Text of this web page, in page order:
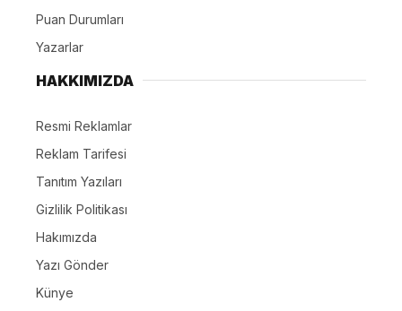
Puan Durumları
Yazarlar
HAKKIMIZDA
Resmi Reklamlar
Reklam Tarifesi
Tanıtım Yazıları
Gizlilik Politikası
Hakımızda
Yazı Gönder
Künye